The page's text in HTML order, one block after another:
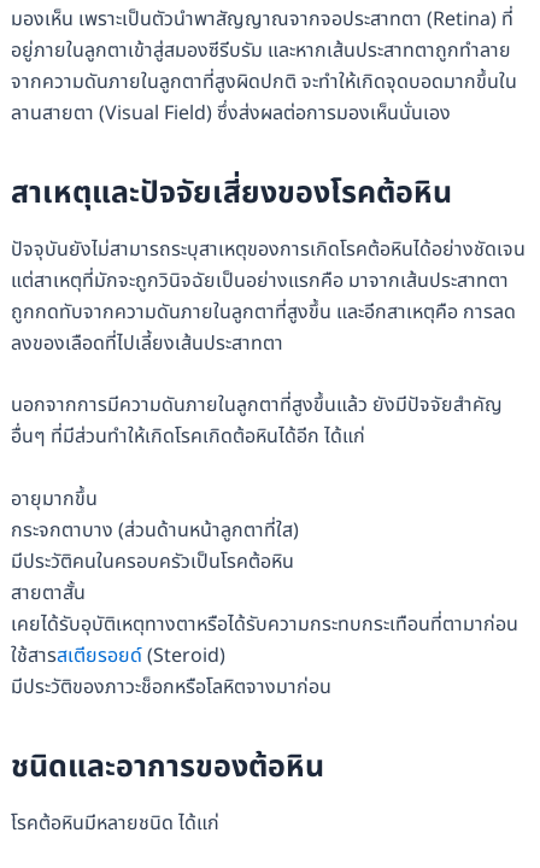
มองเห็น เพราะเป็นตัวนำพาสัญญาณจากจอประสาทตา (Retina) ที่
อยู่ภายในลูกตาเข้าสู่สมองซีรีบรัม และหากเส้นประสาทตาถูกทำลาย
จากความดันภายในลูกตาที่สูงผิดปกติ จะทำให้เกิดจุดบอดมากขึ้นใน
ลานสายตา (Visual Field) ซึ่งส่งผลต่อการมองเห็นนั่นเอง
สาเหตุและปัจจัยเสี่ยงของโรคต้อหิน
ปัจจุบันยังไม่สามารถระบุสาเหตุของการเกิดโรคต้อหินได้อย่างชัดเจน
แต่สาเหตุที่มักจะถูกวินิจฉัยเป็นอย่างแรกคือ มาจากเส้นประสาทตา
ถูกกดทับจากความดันภายในลูกตาที่สูงขึ้น และอีกสาเหตุคือ การลด
ลงของเลือดที่ไปเลี้ยงเส้นประสาทตา
นอกจากการมีความดันภายในลูกตาที่สูงขึ้นแล้ว ยังมีปัจจัยสำคัญ
อื่นๆ ที่มีส่วนทำให้เกิดโรคเกิดต้อหินได้อีก ได้แก่
อายุมากขึ้น
กระจกตาบาง (ส่วนด้านหน้าลูกตาที่ใส)
มีประวัติคนในครอบครัวเป็นโรคต้อหิน
สายตาสั้น
เคยได้รับอุบัติเหตุทางตาหรือได้รับความกระทบกระเทือนที่ตามาก่อน
ใช้สารสเตียรอยด์(Steroid)
มีประวัติของภาวะช็อกหรือโลหิตจางมาก่อน
ชนิดและอาการของต้อหิน
โรคต้อหินมีหลายชนิด ได้แก่